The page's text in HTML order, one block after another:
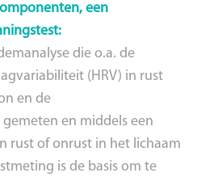
een
die o.a. de
(HRV) in rust
en de
en middels een
rust of onrust in het lichaam
is de basis om te